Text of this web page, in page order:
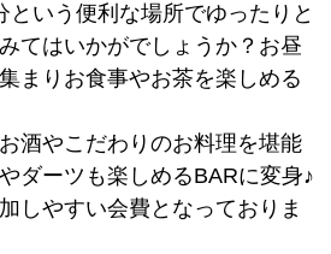
という便利な場所でゆったりと
てはいかがでしょうか？お昼
まりお食事やお茶を楽しめる
酒やこだわりのお料理を堪能
ダーツも楽しめるBARに変身♪
しやすい会費となっておりま